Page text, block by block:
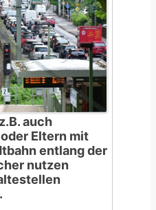
auch
Eltern mit
entlang der
nutzen